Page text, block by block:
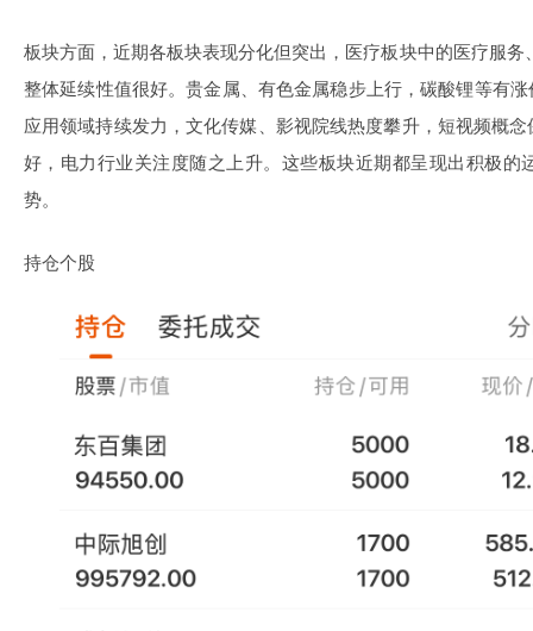
板块方面，近期各板块表现分化但突出，医疗板块中的医疗服
整体延续性值很好。贵金属、有色金属稳步上行，碳酸锂等有
应用领域持续发力，文化传媒、影视院线热度攀升，短视频概
好，电力行业关注度随之上升。这些板块近期都呈现出积极的
势。
持仓个股